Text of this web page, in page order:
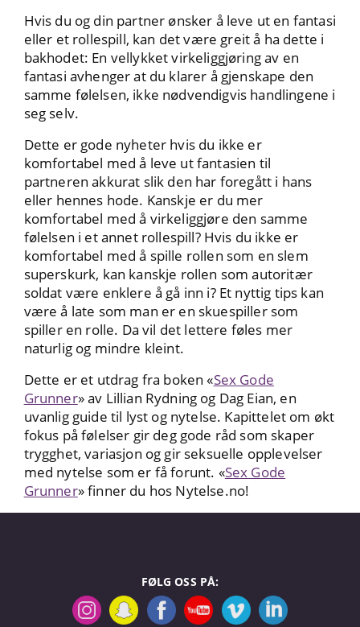
Hvis du og din partner ønsker å leve ut en fantasi
eller et rollespill, kan det være greit å ha dette i
bakhodet: En vellykket virkeliggjøring av en
fantasi avhenger at du klarer å gjenskape den
samme følelsen, ikke nødvendigvis handlingene i
seg selv.
Dette er gode nyheter hvis du ikke er
komfortabel med å leve ut fantasien til
partneren akkurat slik den har foregått i hans
eller hennes hode. Kanskje er du mer
komfortabel med å virkeliggjøre den samme
følelsen i et annet rollespill? Hvis du ikke er
komfortabel med å spille rollen som en slem
superskurk, kan kanskje rollen som autoritær
soldat være enklere å gå inn i? Et nyttig tips kan
være å late som man er en skuespiller som
spiller en rolle. Da vil det lettere føles mer
naturlig og mindre kleint.
Dette er et utdrag fra boken «Sex Gode
Grunner» av Lillian Rydning og Dag Eian, en
uvanlig guide til lyst og nytelse. Kapittelet om økt
fokus på følelser gir deg gode råd som skaper
trygghet, variasjon og gir seksuelle opplevelser
med nytelse som er få forunt. «Sex Gode
Grunner» finner du hos Nytelse.no!
FØLG OSS PÅ: